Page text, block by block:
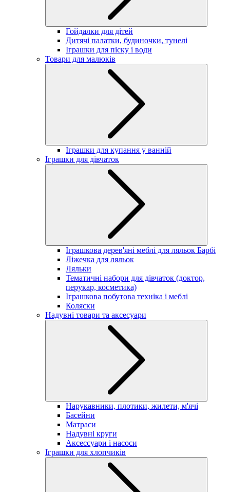
Гойдалки для дітей
Дитячі палатки, будиночки, тунелі
Іграшки для піску і води
Товари для малюків
Іграшки для купання у ванній
Іграшки для дівчаток
Іграшкова дерев'яні меблі для ляльок Барбі
Ліжечка для ляльок
Ляльки
Тематичні набори для дівчаток (доктор,
перукар, косметика)
Іграшкова побутова техніка і меблі
Коляски
Надувні товари та аксесуари
Нарукавники, плотики, жилети, м'ячі
Басейни
Матраси
Надувні круги
Аксессуари і насоси
Іграшки для хлопчиків